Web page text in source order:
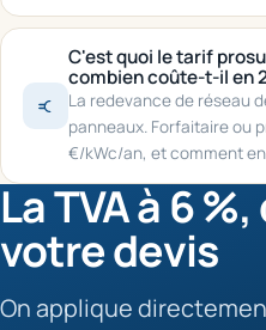
C'est quoi le tarif
combien coûte-t-il en
La redevance de réseau
panneaux. Forfaitaire ou
€/kWc/an, et comment
La TVA à 6
votre devis
On applique